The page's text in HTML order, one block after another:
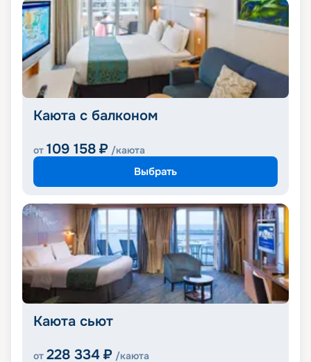
Каюта с балконом
от 109 158 ₽ /каюта
Выбрать
Каюта сьют
от 228 334 ₽ /каюта